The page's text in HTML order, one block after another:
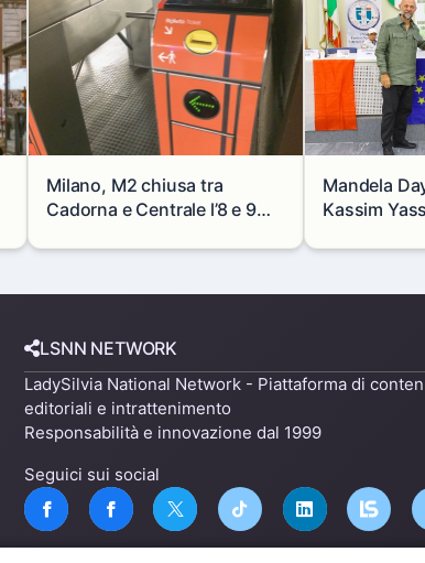
Milano, M2 chiusa tra
Cadorna e Centrale l’8 e 9
alternative
Mandela
Kassim
LSNN NETWORK
LadySilvia National Network - Piattaforma di
editoriali e intrattenimento
Responsabilità e innovazione dal 1999
Seguici sui social